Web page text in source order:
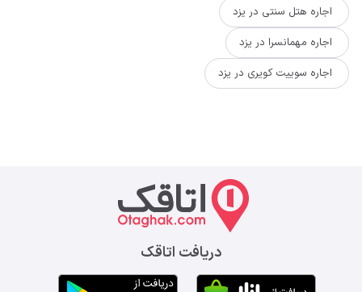
اجاره هتل سنتی در یزد
اجاره مهمانسرا در یزد
اجاره سوییت کویری در یزد
دریافت اتاقک